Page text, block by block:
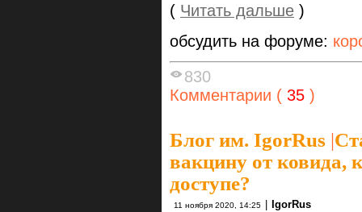
( Читать дальше )
обсудить на форуме:
830
Комментарии ( 35 )
Блог им. IgorRus |
вакцину от ковида,
доступе?
11 ноября 2020, 14:25 IgorRus